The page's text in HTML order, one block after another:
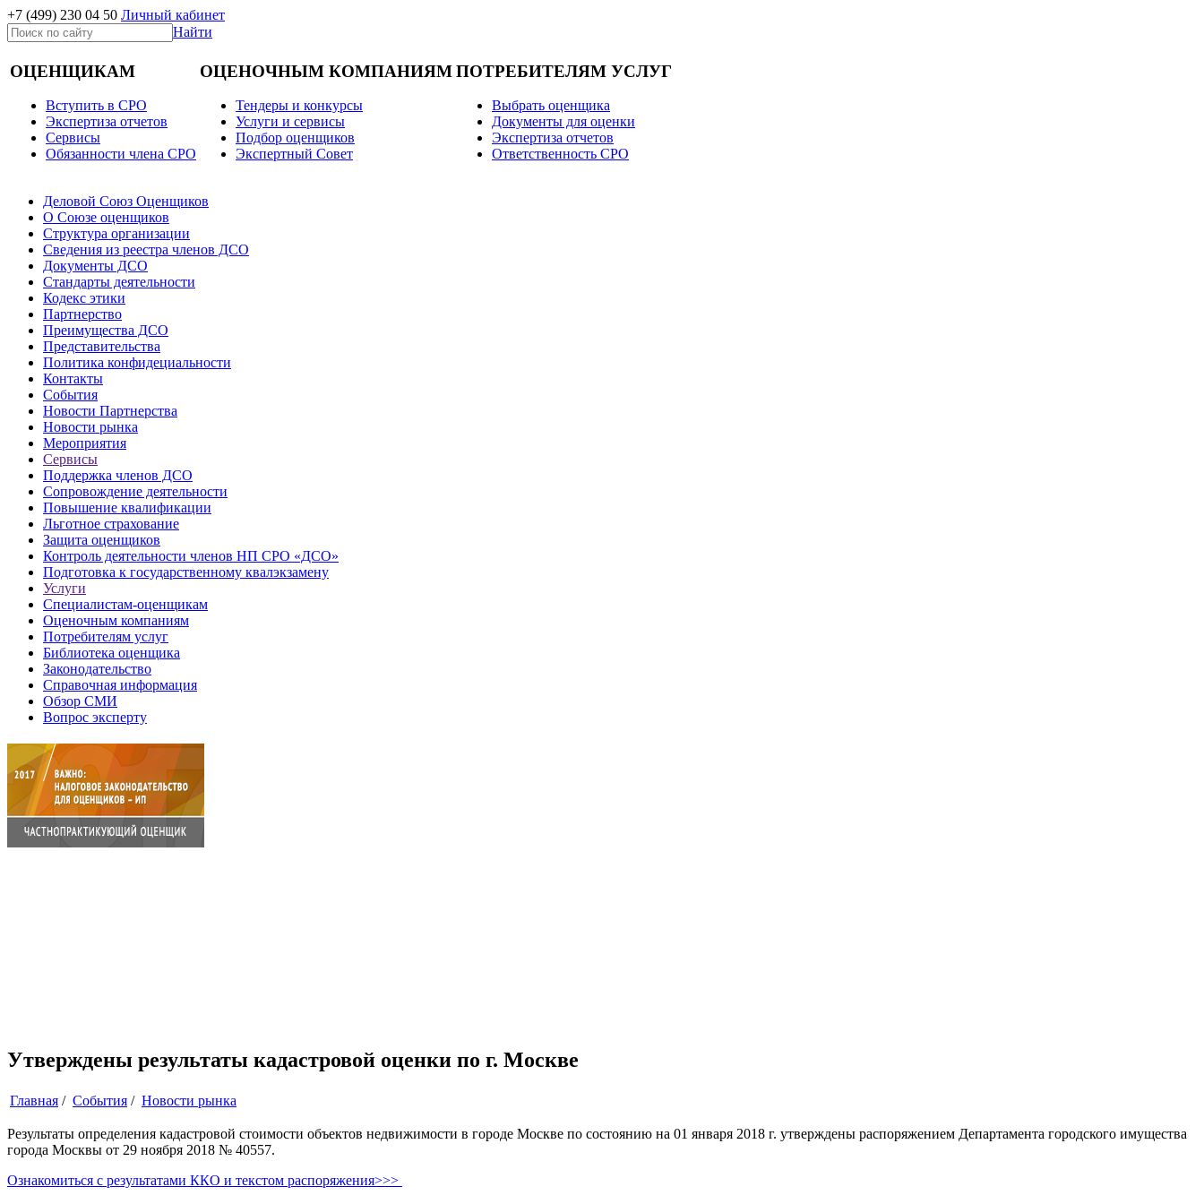
+7 (499) 230 04 50 Личный кабинет
Найти
ОЦЕНЩИКАМ
Вступить в СРО
Экспертиза отчетов
Cервисы
Обязанности члена СРО
ОЦЕНОЧНЫМ КОМПАНИЯМ
Тендеры и конкурсы
Услуги и сервисы
Подбор оценщиков
Экспертный Совет
ПОТРЕБИТЕЛЯМ УСЛУГ
Выбрать оценщика
Документы для оценки
Экспертиза отчетов
Ответственность СРО
Деловой Союз Оценщиков
О Союзе оценщиков
Структура организации
Сведения из реестра членов ДСО
Документы ДСО
Стандарты деятельности
Кодекс этики
Партнерство
Преимущества ДСО
Представительства
Политика конфидециальности
Контакты
События
Новости Партнерства
Новости рынка
Мероприятия
Сервисы
Поддержка членов ДСО
Сопровождение деятельности
Повышение квалификации
Льготное страхование
Защита оценщиков
Контроль деятельности членов НП СРО «ДСО»
Подготовка к государственному квалэкзамену
Услуги
Специалистам-оценщикам
Оценочным компаниям
Потребителям услуг
Библиотека оценщика
Законодательство
Справочная информация
Обзор СМИ
Вопрос эксперту
Утверждены результаты кадастровой оценки по г. Москве
Главная / События / Новости рынка
Результаты определения кадастровой стоимости объектов недвижимости в городе Москве по состоянию на 01 января 2018 г. утверждены распоряжением Департамента городского имущества
города Москвы от 29 ноября 2018 № 40557.
Ознакомиться с результатами ККО и текстом распоряжения>>>